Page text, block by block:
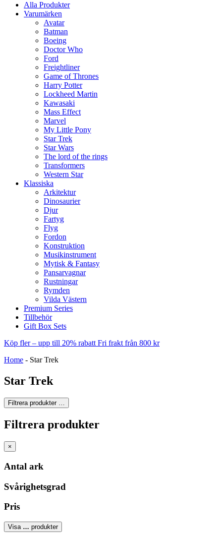
Alla Produkter
Varumärken
Avatar
Batman
Boeing
Doctor Who
Ford
Freightliner
Game of Thrones
Harry Potter
Lockheed Martin
Kawasaki
Mass Effect
Marvel
My Little Pony
Star Trek
Star Wars
The lord of the rings
Transformers
Western Star
Klassiska
Arkitektur
Dinosaurier
Djur
Fartyg
Flyg
Fordon
Konstruktion
Musikinstrument
Mytisk & Fantasy
Pansarvagnar
Rustningar
Rymden
Vilda Västern
Premium Series
Tillbehör
Gift Box Sets
Köp fler – upp till 20% rabattFri frakt från 800 kr
Home - Star Trek
Star Trek
Filtrera produkter …
Filtrera produkter
×
Antal ark
Svårighetsgrad
Pris
Visa … produkter